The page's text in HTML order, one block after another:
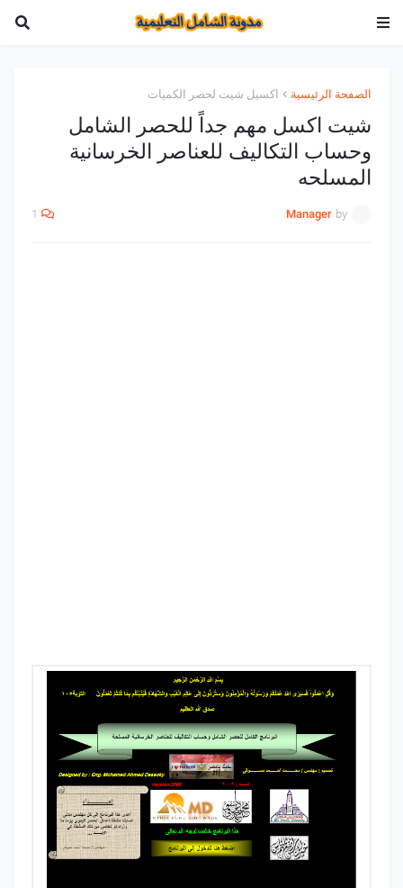
الصفحة الرئيسية اكسيل شيت لحصر الكميات
شيت اكسل مهم جداً للحصر الشامل
وحساب التكاليف للعناصر الخرسانية
المسلحه
by
Manager
1